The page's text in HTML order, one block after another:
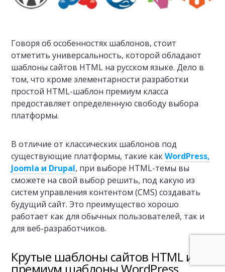
Говоря об особенностях шаблонов, стоит
отметить универсальность, которой обладают
шаблоны сайтов HTML на русском языке. Дело в
том, что кроме элементарности разработки
простой HTML-шаблон премиум класса
предоставляет определенную свободу выбора
платформы.
В отличие от классических шаблонов под
существующие платформы, такие какWordPress,
Joomla и Drupal, при выборе HTML-темы вы
сможете на свой выбор решить, под какую из
систем управления контентом (CMS) создавать
будущий сайт. Это преимущество хорошо
работает как для обычных пользователей, так и
для веб-разработчиков.
Крутые шаблоны сайтов HTML или